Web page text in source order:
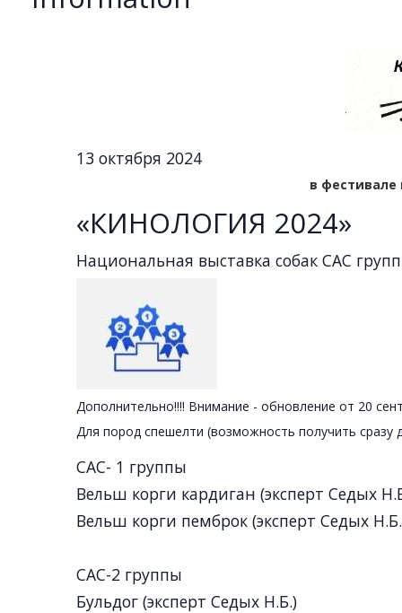
13 октября 2024
в
«КИНОЛОГИЯ 2024»
Национальная выставка собак САС
Дополнительно!!!! Внимание - обновление от 20
Для пород спешелти (возможность получить
САС- 1 группы
Вельш корги кардиган (эксперт Седых
Вельш корги пемброк (эксперт Седых
САС-2 группы
Бульдог (эксперт Седых Н.Б.)